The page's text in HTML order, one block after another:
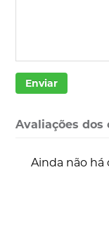
Enviar
Avaliações dos
Ainda não